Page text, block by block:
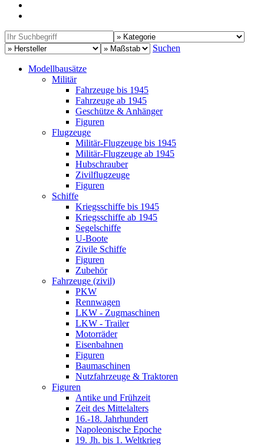
Suchen
Modellbausätze
Militär
Fahrzeuge bis 1945
Fahrzeuge ab 1945
Geschütze & Anhänger
Figuren
Flugzeuge
Militär-Flugzeuge bis 1945
Militär-Flugzeuge ab 1945
Hubschrauber
Zivilflugzeuge
Figuren
Schiffe
Kriegsschiffe bis 1945
Kriegsschiffe ab 1945
Segelschiffe
U-Boote
Zivile Schiffe
Figuren
Zubehör
Fahrzeuge (zivil)
PKW
Rennwagen
LKW - Zugmaschinen
LKW - Trailer
Motorräder
Eisenbahnen
Figuren
Baumaschinen
Nutzfahrzeuge & Traktoren
Figuren
Antike und Frühzeit
Zeit des Mittelalters
16.-18. Jahrhundert
Napoleonische Epoche
19. Jh. bis 1. Weltkrieg